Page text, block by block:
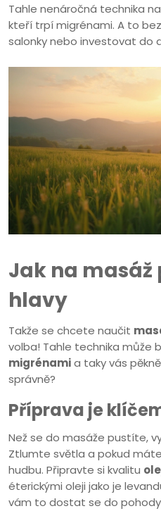
Tahle nenáročná technika
kteří trpí migrénami. A to
salonky nebo investovat do
Jak na masáž
hlavy
Takže se chcete naučit
volba! Tahle technika může
migrénamia taky vás
správně?
Příprava je
Než se do masáže pustíte,
Ztlumte světla a pokud
hudbu. Připravte si kvalitu
éterickými oleji jako je
vám to dostat se do